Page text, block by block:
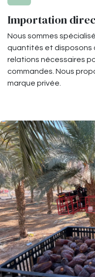
Importation
Nous sommes
quantités et disposons
relations nécessaires
commandes. Nous
marque privée.